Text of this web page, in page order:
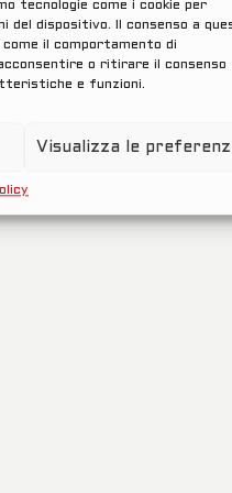
tecnologie come i cookie per
del dispositivo. Il consenso a
il comportamento di
o ritirare il consenso
e funzioni.
Visualizza le